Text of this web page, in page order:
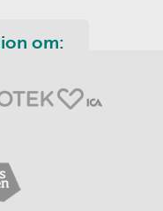
om: